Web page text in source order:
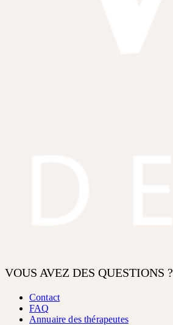
VOUS AVEZ DES QUESTIONS ?
Contact
FAQ
Annuaire des thérapeutes